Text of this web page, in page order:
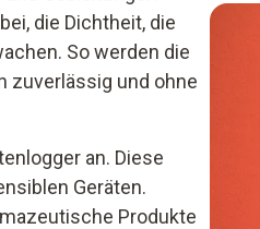
die Dichtheit, die
So werden die
zuverlässig und ohne
an. Diese
Geräten.
Produkte